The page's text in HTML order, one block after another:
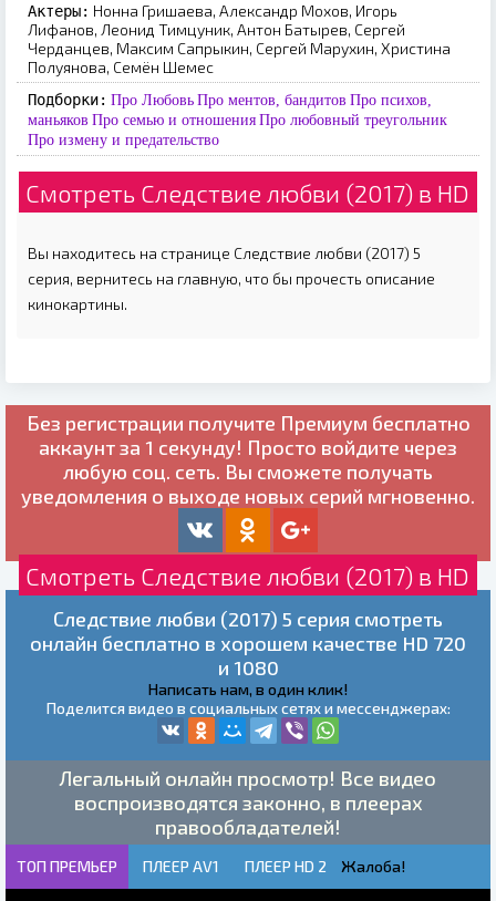
Актеры: Нонна Гришаева, Александр Мохов, Игорь
Лифанов, Леонид Тимцуник, Антон Батырев, Сергей
Черданцев, Максим Сапрыкин, Сергей Марухин, Христина
Полуянова, Семён Шемес
Подборки: Про Любовь Про ментов, бандитов Про психов,
маньяков Про семью и отношения Про любовный треугольник
Про измену и предательство
Смотреть Следствие любви (2017) в HD
Вы находитесь на странице Следствие любви (2017) 5
серия, вернитесь на главную, что бы прочесть описание
кинокартины.
Без регистрации получите Премиум бесплатно
аккаунт за 1 секунду! Просто войдите через
любую соц. сеть. Вы сможете получать
уведомления о выходе новых серий мгновенно.
Смотреть Следствие любви (2017) в HD
Следствие любви (2017) 5 серия смотреть
онлайн бесплатно в хорошем качестве HD 720
и 1080
Написать нам, в один клик!
Поделится видео в социальных сетях и мессенджерах:
Легальный онлайн просмотр! Все видео
воспроизводятся законно, в плеерах
правообладателей!
ТОП ПРЕМЬЕР ПЛЕЕР AV1 ПЛЕЕР HD 2 Жалоба!